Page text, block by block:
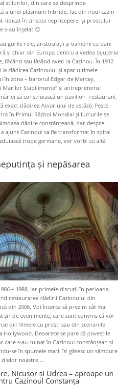
stilurilor, din care se desprinde
a unei plăsmuiri hibride, fac din noul cazin
ridicat în cinstea nepriceperei și prostului
s-au înșelat 🙂
gurile rele, aristocrații și oamenii cu bani
și chiar din Europa pentru a vedea bijuteria
făcând sau lăsând averi la Cazinou. În 1912
clădirea Cazinoului și apar ultimele
în zona – baronul Edgar de Marcay,
Marilor Stabilimente“ şi antreprenorul
să construiască un pavilion -restaurant
exact clădirea Acvariului de astăzi). Peste
în Primul Război Mondial și lucrurile se
clădire constănțeană, dar despre
ajuns Cazinoul sa fie transformat în spital
trupe germane, vor vorbi cu altă
și nepăsarea
– 1988, iar primele discuții în perioada
restaurarea clădirii Cazinoului din
din 2006. Voi încerca să prezint cât mai
șir de evenimente, care sunt convins că vor
din filmele cu proști sau din scenariile
Deoarece se pare că poveștile
care s-au ruinat în Cazinoul constănțean și
se în spumele marii își găsesc un sâmbure
zilelor noastre….
Nicușor și Udrea – aproape un
Cazinoul Constanța